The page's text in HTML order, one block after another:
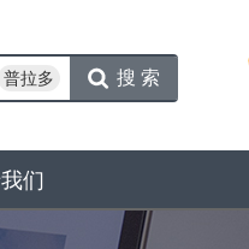
普拉多 搜索
们